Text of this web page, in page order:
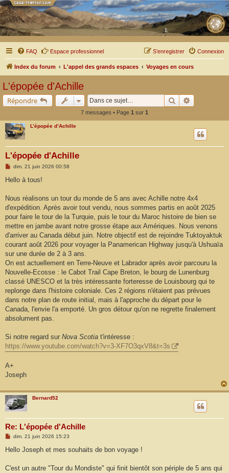
FAQ Espace professionnel Connexion
S’enregistrer
Index du forum L'appel des grands espaces Voyages en cours
L'épopée d'Achille
Répondre Rechercher
7 messages • Page 1 sur 1
L’épopée d’Achille
L'épopée d'Achille
M
s
g
dim. 21 juin 2026 00:58
Hello à tous!
Nous réalisons un tour du monde de 5 ans avec Achille notre 4x4
d'expédition. Après avoir tout vendu, nous sommes partis en août 2025
pour faire le tour de la Turquie, puis le tour du Maroc histoire de bien se
mettre en jambe avant notre grosse étape aux Amériques. Nous venons
d'arriver au Canada début juin. Notre objectif est de rejoindre Tuktoyaktuk
courant août 2026 pour voyager la Panamerican Highway jusqu'à Ushuaïa
sur une durée de 2 à 3 ans.
On est actuellement en Terre-Neuve et Labrador après avoir parcouru la
Nouvelle-Ecosse : le Cabot Trail Cape Breton, le bourg de Lunenburg
classé UNESCO et la très intéressante forteresse de Louisbourg qui te
replonge dans l'histoire coloniale. Ces 2 régions n'étaient pas prévues
dans notre plan de route initial, mais à l'approche du départ pour le
Canada, l'envie l'a emporté. Un gros détour qu'on ne regrette finalement
absolument pas.
Si notre regard sur Nova Scotia t'intéresse :
https://www.youtube.com/watch?v=3-XF7O3qxV8&t=3s
A+
Joseph
Bernard52
Re: L'épopée d'Achille
M
s
g
dim. 21 juin 2026 15:23
Hello Joseph et mes souhaits de bon voyage !
C'est un autre "Tour du Mondiste" qui finit bientôt son périple de 5 ans qui